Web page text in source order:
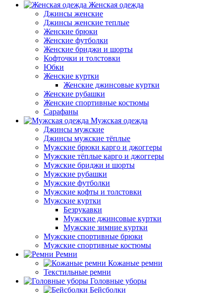
Женская одежда
Джинсы женские
Джинсы женские теплые
Женские брюки
Женские футболки
Женские бриджи и шорты
Кофточки и толстовки
Юбки
Женские куртки
Женские джинсовые куртки
Женские рубашки
Женские спортивные костюмы
Сарафаны
Мужская одежда
Джинсы мужские
Джинсы мужские тёплые
Мужские брюки карго и джоггеры
Мужские тёплые карго и джоггеры
Мужские бриджи и шорты
Мужские рубашки
Мужские футболки
Мужские кофты и толстовки
Мужские куртки
Безрукавки
Мужские джинсовые куртки
Мужские зимние куртки
Мужские спортивные брюки
Мужские спортивные костюмы
Ремни
Кожаные ремни
Текстильные ремни
Головные уборы
Бейсболки